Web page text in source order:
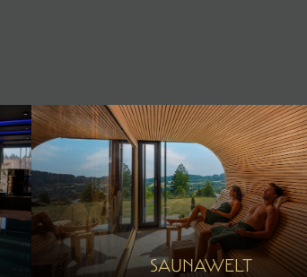
WALDSPA
Wasserwelt
Saunawelt
Ruheräume
Anwendungen
Day Spa
KULINARIK
¾-
Verwöhnpension
SAUNAWELT